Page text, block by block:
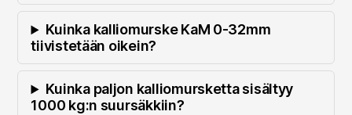
Kuinka kalliomurske KaM 0-32mm
tiivistetään oikein?
Kuinka paljon kalliomursketta sisältyy
1000 kg:n suursäkkiin?